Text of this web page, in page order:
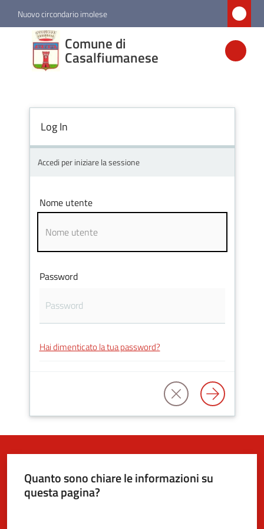
Vai al contenuto
Vai alla navigazione
Vai al footer
Nuovo circondario imolese
Comune di
Casalfiumanese
Comune di
Casalfiumanese
Amministrazione
Novità
Vivere
Casalfiumanese
5x1000
argomenti
Log In
Accedi per iniziare la sessione
Nome utente
Password
Hai dimenticato la tua password?
Quanto sono chiare le informazioni su
questa pagina?